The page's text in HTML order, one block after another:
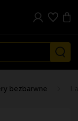
bezbarwne